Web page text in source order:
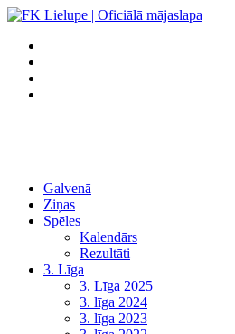
Galvenā
Ziņas
Spēles
Kalendārs
Rezultāti
3. Līga
3. Līga 2025
3. līga 2024
3. līga 2023